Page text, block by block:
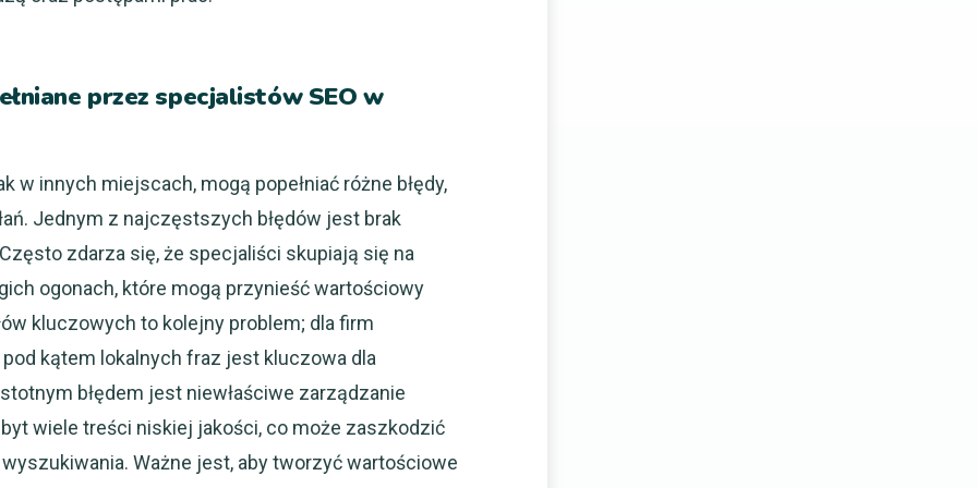
przez specjalistów SEO w
w innych miejscach, mogą popełniać różne błędy,
Jednym z najczęstszych błędów jest brak
zdarza się, że specjaliści skupiają się na
ogonach, które mogą przynieść wartościowy
kluczowych to kolejny problem; dla firm
kątem lokalnych fraz jest kluczowa dla
błędem jest niewłaściwe zarządzanie
wiele treści niskiej jakości, co może zaszkodzić
Ważne jest, aby tworzyć wartościowe